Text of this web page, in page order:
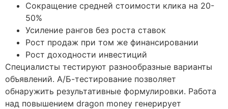
Сокращение средней стоимости клика на 20-
50%
Усиление рангов без роста ставок
Рост продаж при том же финансировании
Рост доходности инвестиций
Специалисты тестируют разнообразные варианты
объявлений. А/Б-тестирование позволяет
обнаружить результативные формулировки. Работа
над повышением dragon money генерирует